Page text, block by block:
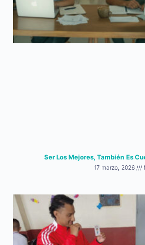
Ser Los Mejores, También Es
17 marzo, 2026